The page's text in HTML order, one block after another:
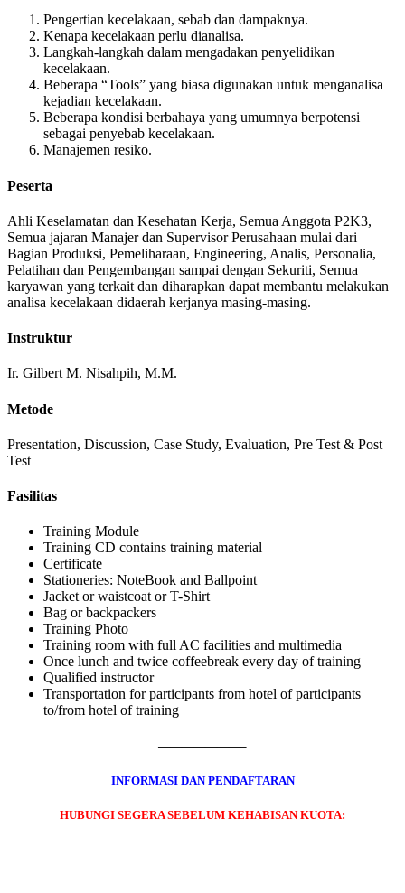
Pengertian kecelakaan, sebab dan dampaknya.
Kenapa kecelakaan perlu dianalisa.
Langkah-langkah dalam mengadakan penyelidikan
kecelakaan.
Beberapa “Tools” yang biasa digunakan untuk menganalisa
kejadian kecelakaan.
Beberapa kondisi berbahaya yang umumnya berpotensi
sebagai penyebab kecelakaan.
Manajemen resiko.
Peserta
Ahli Keselamatan dan Kesehatan Kerja, Semua Anggota P2K3,
Semua jajaran Manajer dan Supervisor Perusahaan mulai dari
Bagian Produksi, Pemeliharaan, Engineering, Analis, Personalia,
Pelatihan dan Pengembangan sampai dengan Sekuriti, Semua
karyawan yang terkait dan diharapkan dapat membantu melakukan
analisa kecelakaan didaerah kerjanya masing-masing.
Instruktur
Ir. Gilbert M. Nisahpih, M.M.
Metode
Presentation, Discussion, Case Study, Evaluation, Pre Test & Post
Test
Fasilitas
Training Module
Training CD contains training material
Certificate
Stationeries: NoteBook and Ballpoint
Jacket or waistcoat or T-Shirt
Bag or backpackers
Training Photo
Training room with full AC facilities and multimedia
Once lunch and twice coffeebreak every day of training
Qualified instructor
Transportation for participants from hotel of participants
to/from hotel of training
———————–
INFORMASI DAN PENDAFTARAN
HUBUNGI SEGERA SEBELUM KEHABISAN KUOTA: